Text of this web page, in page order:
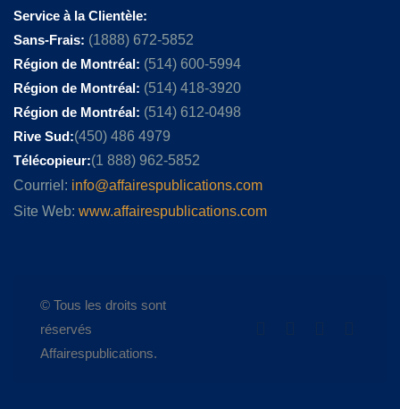
Service à la Clientèle:
Sans-Frais: (1888) 672-5852
Région de Montréal: (514) 600-5994
Région de Montréal: (514) 418-3920
Région de Montréal: (514) 612-0498
Rive Sud:(450) 486 4979
Télécopieur:(1 888) 962-5852
Courriel: info@affairespublications.com
Site Web: www.affairespublications.com
© Tous les droits sont
réservés
Affairespublications.